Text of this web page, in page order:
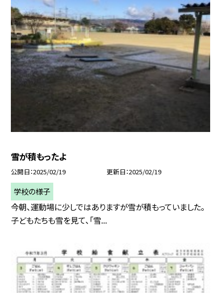
雪が積もったよ
公開日 2025/02/19 更新日 2025/02/19
学校の様子
今朝、運動場に少しではありますが雪が積もっていました。
子どもたちも雪を見て、「雪...